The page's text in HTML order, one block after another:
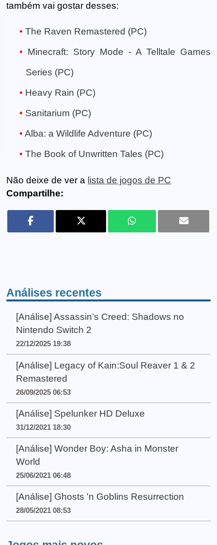
também vai gostar desses:
The Raven Remastered (PC)
Minecraft: Story Mode - A Telltale Games
Series (PC)
Heavy Rain (PC)
Sanitarium (PC)
Alba: a Wildlife Adventure (PC)
The Book of Unwritten Tales (PC)
Não deixe de ver a lista de jogos de PC
Compartilhe:
Análises recentes
[Análise] Assassin’s Creed: Shadows no
Nintendo Switch 2
22/12/2025 19:38
[Análise] Legacy of Kain:Soul Reaver 1 & 2
Remastered
26/09/2025 06:53
[Análise] Spelunker HD Deluxe
31/12/2021 18:30
[Análise] Wonder Boy: Asha in Monster
World
25/06/2021 06:48
[Análise] Ghosts 'n Goblins Resurrection
28/05/2021 08:53